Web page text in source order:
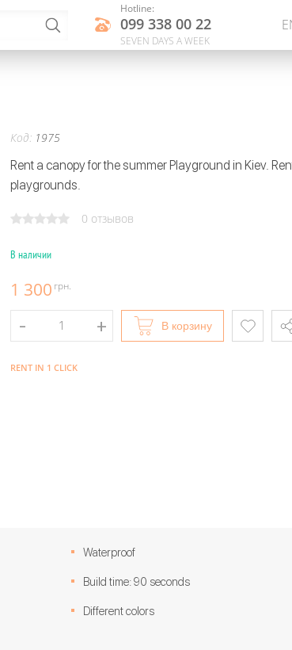
Hotline:
099 338 00 22
SEVEN DAYS A WEEK
Код: 1975
Rent a canopy for the summer Playground in Kiev.
playgrounds.
0 отзывов
В наличии
1 300 грн.
В корзину
RENT IN 1 CLICK
Waterproof
Build time: 90 seconds
Different colors